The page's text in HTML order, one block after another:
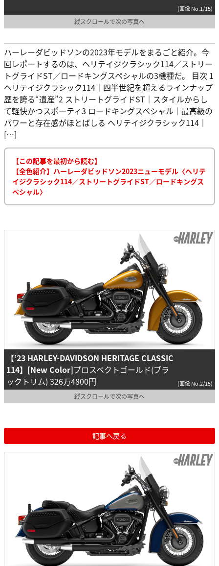
(画像 No.1/15)
縦スクロールで次の写真へ
ハーレーダビッドソンの2023年モデルをまるごと紹介。今
回レポートするのは、ヘリテイジクラシック114／ストリー
トグライドST／ロードキングスペシャルの3機種だ。 目次 1
ヘリテイジクラシック114｜四半世紀を超えるラインナップ
歴を誇る“遺産”2 ストリートグライドST｜スタイルからし
て軽快かつスポーティ3 ロードキングスペシャル｜最高級の
パワーと存在感がほとばしる ヘリテイジクラシック114｜
[…]
【この記事を最初から読む】
【全色紹介】ハーレーダビッドソン2023ニューモデル〈ヘリテ
イジクラシック114／ストリートグライドST／ロードキングス
ペシャル〉
【’23 HARLEY-DAVIDSON HERITAGE CLASSIC
114】[New Color]プロスペクトゴールド(ブラ
ックトリム) 326万4800円
(画像 No.2/15)
縦スクロールで次の写真へ
記事へ戻る